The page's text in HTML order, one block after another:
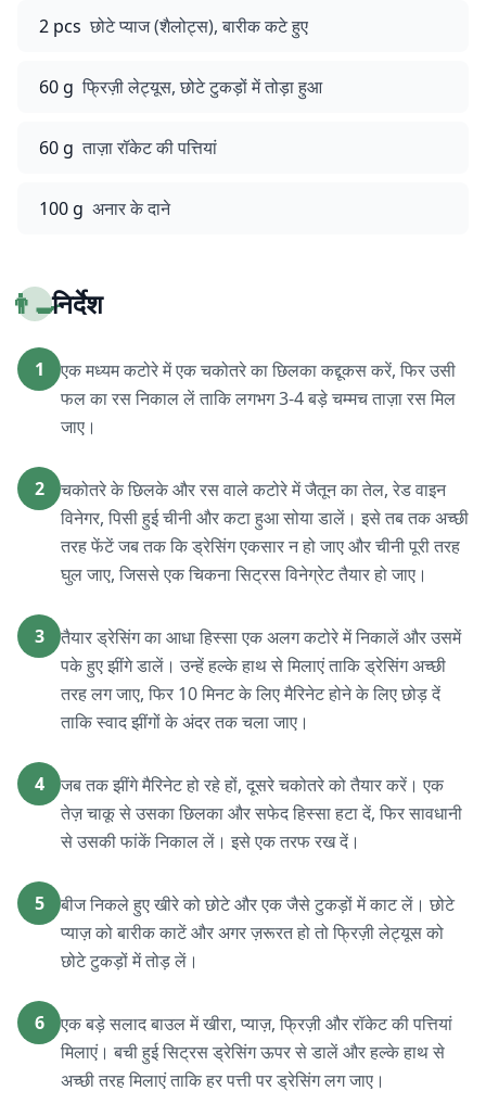
2 pcs छोटे प्याज (शैलोट्स), बारीक कटे हुए
60 g फ्रिज़ी लेट्यूस, छोटे टुकड़ों में तोड़ा हुआ
60 g ताज़ा रॉकेट की पत्तियां
100 g अनार के दाने
👨‍🍳निर्देश
1
एक मध्यम कटोरे में एक चकोतरे का छिलका कद्दूकस करें, फिर उसी
फल का रस निकाल लें ताकि लगभग 3-4 बड़े चम्मच ताज़ा रस मिल
जाए।
2
चकोतरे के छिलके और रस वाले कटोरे में जैतून का तेल, रेड वाइन
विनेगर, पिसी हुई चीनी और कटा हुआ सोया डालें। इसे तब तक अच्छी
तरह फेंटें जब तक कि ड्रेसिंग एकसार न हो जाए और चीनी पूरी तरह
घुल जाए, जिससे एक चिकना सिट्रस विनेग्रेट तैयार हो जाए।
3
तैयार ड्रेसिंग का आधा हिस्सा एक अलग कटोरे में निकालें और उसमें
पके हुए झींगे डालें। उन्हें हल्के हाथ से मिलाएं ताकि ड्रेसिंग अच्छी
तरह लग जाए, फिर 10 मिनट के लिए मैरिनेट होने के लिए छोड़ दें
ताकि स्वाद झींगों के अंदर तक चला जाए।
4
जब तक झींगे मैरिनेट हो रहे हों, दूसरे चकोतरे को तैयार करें। एक
तेज़ चाकू से उसका छिलका और सफेद हिस्सा हटा दें, फिर सावधानी
से उसकी फांकें निकाल लें। इसे एक तरफ रख दें।
5
बीज निकले हुए खीरे को छोटे और एक जैसे टुकड़ों में काट लें। छोटे
प्याज़ को बारीक काटें और अगर ज़रूरत हो तो फ्रिज़ी लेट्यूस को
छोटे टुकड़ों में तोड़ लें।
6
एक बड़े सलाद बाउल में खीरा, प्याज़, फ्रिज़ी और रॉकेट की पत्तियां
मिलाएं। बची हुई सिट्रस ड्रेसिंग ऊपर से डालें और हल्के हाथ से
अच्छी तरह मिलाएं ताकि हर पत्ती पर ड्रेसिंग लग जाए।